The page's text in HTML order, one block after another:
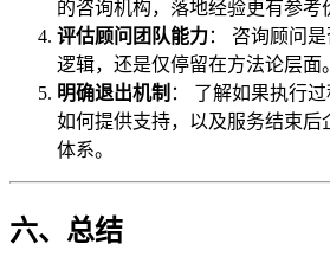
的咨询机构，落地经验更有参考
评估顾问团队能力： 咨询顾问
逻辑，还是仅停留在方法论层面。
明确退出机制 ： 了解如果执行
如何提供支持，以及服务结束后
体系。
六、总结